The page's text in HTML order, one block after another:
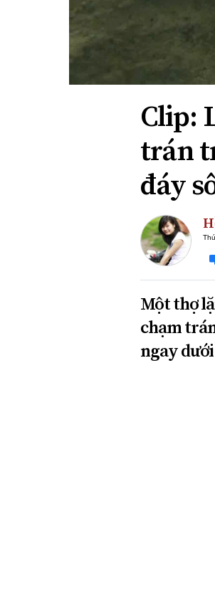
Bạn đọc viết
Clip:
trán
đáy
Một thợ
chạm
ngay